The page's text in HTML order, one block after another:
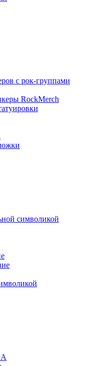
с рок-группами
RockMerch
символикой